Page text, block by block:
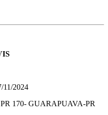
11/2024
PR 170- GUARAPUAVA-PR